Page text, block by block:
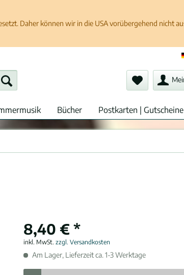
Daher können wir in die USA vorübergehend nicht
Bücher Postkarten | Gutscheine
8,40 € *
inkl. MwSt.zzgl. Versandkosten
Am Lager, Lieferzeit ca. 1-3 Werktage